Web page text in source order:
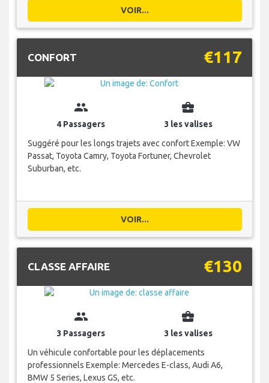
VOIR...
CONFORT €117
group
4 Passagers
business_center
3 les valises
Suggéré pour les longs trajets avec confort Exemple: VW
Passat, Toyota Camry, Toyota Fortuner, Chevrolet
Suburban, etc.
VOIR...
CLASSE AFFAIRE €130
group
3 Passagers
business_center
3 les valises
Un véhicule confortable pour les déplacements
professionnels Exemple: Mercedes E-class, Audi A6,
BMW 5 Series, Lexus GS, etc.